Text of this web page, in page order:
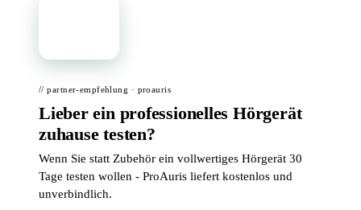
// partner-empfehlung · proauris
Lieber ein professionelles Hörgerät
zuhause testen?
Wenn Sie statt Zubehör ein vollwertiges Hörgerät 30
Tage testen wollen - ProAuris liefert kostenlos und
unverbindlich.